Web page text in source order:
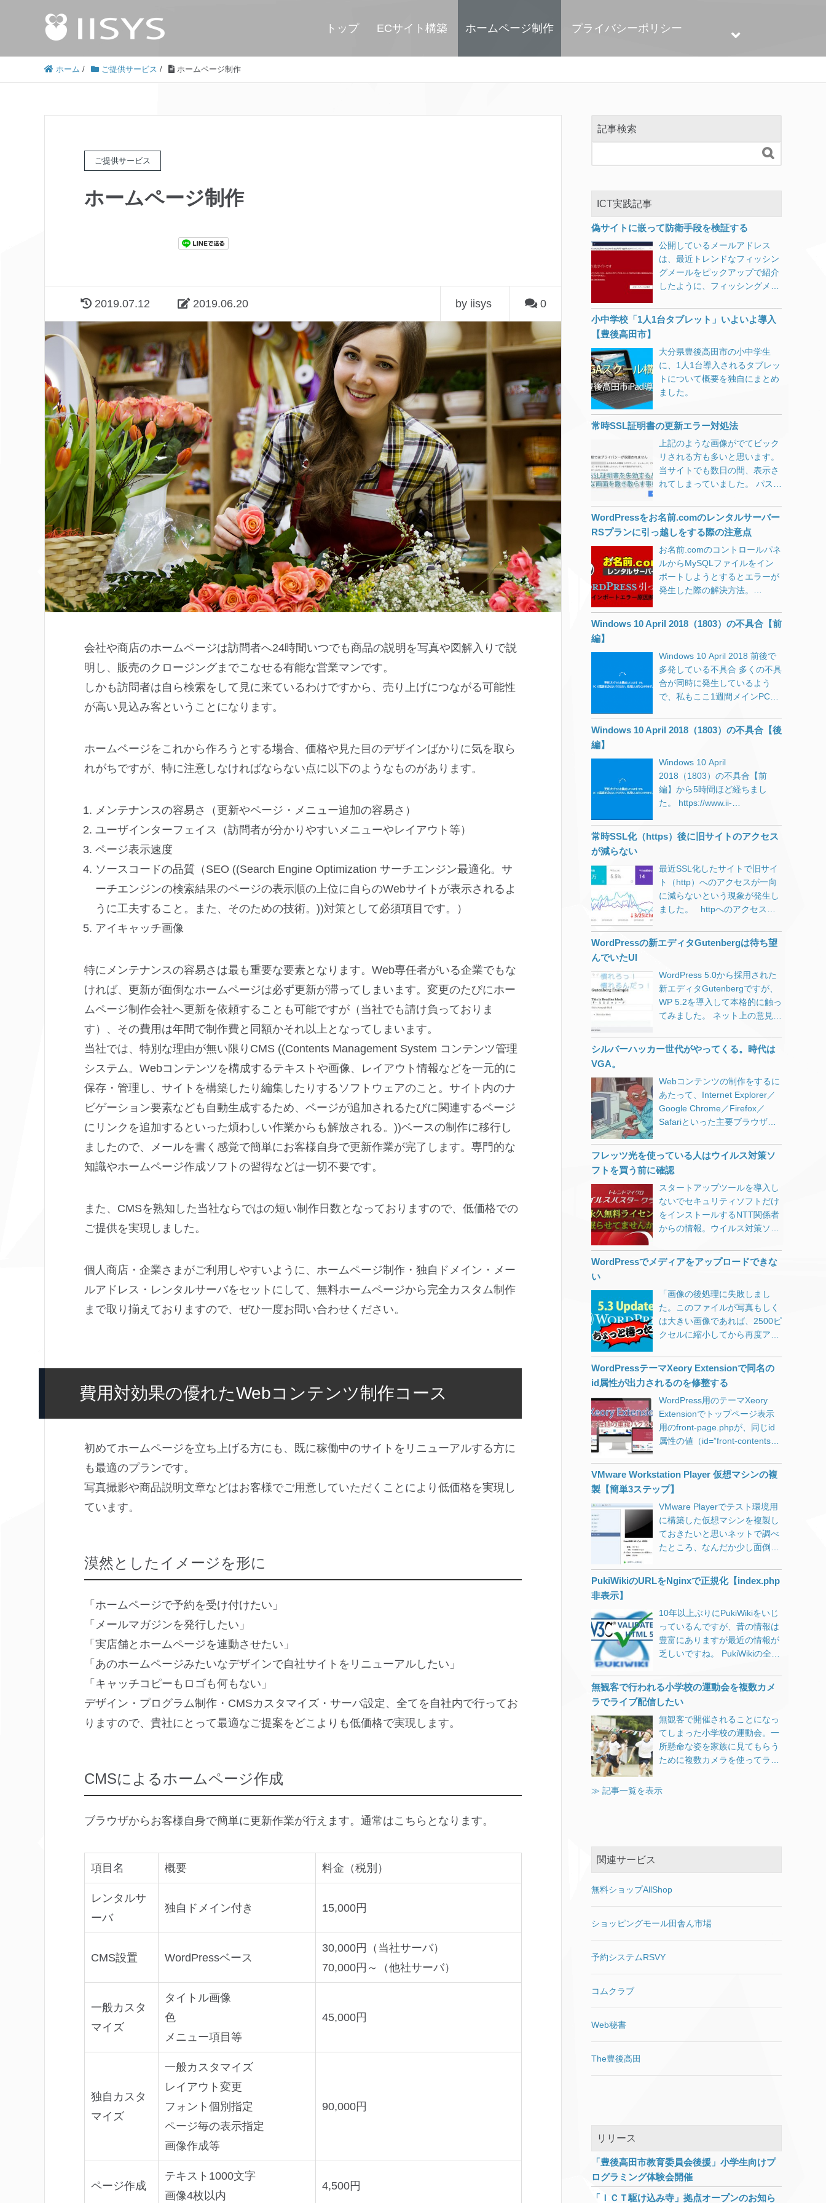
トップ ECサイト構築 ホームページ制作 プライバシーポリシー
ホーム / ご提供サービス / ホームページ制作
ご提供サービス
ホームページ制作
2019.07.12 2019.06.20 by iisys 0
会社や商店のホームページは訪問者へ24時間いつでも商品の説明を写真や図解入りで説
明し、販売のクロージングまでこなせる有能な営業マンです。
しかも訪問者は自ら検索をして見に来ているわけですから、売り上げにつながる可能性
が高い見込み客ということになります。
ホームページをこれから作ろうとする場合、価格や見た目のデザインばかりに気を取ら
れがちですが、特に注意しなければならない点に以下のようなものがあります。
メンテナンスの容易さ（更新やページ・メニュー追加の容易さ）
ユーザインターフェイス（訪問者が分かりやすいメニューやレイアウト等）
ページ表示速度
ソースコードの品質（SEO ((Search Engine Optimization サーチエンジン最適化。サ
ーチエンジンの検索結果のページの表示順の上位に自らのWebサイトが表示されるよ
うに工夫すること。また、そのための技術。))対策として必須項目です。）
アイキャッチ画像
特にメンテナンスの容易さは最も重要な要素となります。Web専任者がいる企業でもな
ければ、更新が面倒なホームページは必ず更新が滞ってしまいます。変更のたびにホー
ムページ制作会社へ更新を依頼することも可能ですが（当社でも請け負っておりま
す）、その費用は年間で制作費と同額かそれ以上となってしまいます。
当社では、特別な理由が無い限りCMS ((Contents Management System コンテンツ管理
システム。Webコンテンツを構成するテキストや画像、レイアウト情報などを一元的に
保存・管理し、サイトを構築したり編集したりするソフトウェアのこと。サイト内のナ
ビゲーション要素なども自動生成するため、ページが追加されるたびに関連するページ
にリンクを追加するといった煩わしい作業からも解放される。))ベースの制作に移行し
ましたので、メールを書く感覚で簡単にお客様自身で更新作業が完了します。専門的な
知識やホームページ作成ソフトの習得などは一切不要です。
また、CMSを熟知した当社ならではの短い制作日数となっておりますので、低価格での
ご提供を実現しました。
個人商店・企業さまがご利用しやすいように、ホームページ制作・独自ドメイン・メー
ルアドレス・レンタルサーバをセットにして、無料ホームページから完全カスタム制作
まで取り揃えておりますので、ぜひ一度お問い合わせください。
費用対効果の優れたWebコンテンツ制作コース
初めてホームページを立ち上げる方にも、既に稼働中のサイトをリニューアルする方に
も最適のプランです。
写真撮影や商品説明文章などはお客様でご用意していただくことにより低価格を実現し
ています。
漠然としたイメージを形に
「ホームページで予約を受け付けたい」
「メールマガジンを発行したい」
「実店舗とホームページを連動させたい」
「あのホームページみたいなデザインで自社サイトをリニューアルしたい」
「キャッチコピーもロゴも何もない」
デザイン・プログラム制作・CMSカスタマイズ・サーバ設定、全てを自社内で行ってお
りますので、貴社にとって最適なご提案をどこよりも低価格で実現します。
CMSによるホームページ作成
ブラウザからお客様自身で簡単に更新作業が行えます。通常はこちらとなります。
項目名 概要 料金（税別）
レンタルサ
ーバ
独自ドメイン付き 15,000円
CMS設置 WordPressベース
30,000円（当社サーバ）
70,000円～（他社サーバ）
一般カスタ
マイズ
タイトル画像
色
メニュー項目等
45,000円
独自カスタ
マイズ
一般カスタマイズ
レイアウト変更
フォント個別指定
ページ毎の表示指定
画像作成等
90,000円
ページ作成
テキスト1000文字
画像4枚以内
4,500円
記事検索

ICT実践記事
偽サイトに嵌って防衛手段を検証する
公開しているメールアドレス
は、最近トレンドなフィッシン
グメールをピックアップで紹介
したように、フィッシングメー
かくなので訪問してみました。
フィッシングサイトに嵌ってみ
ルト設定で注意喚起してくれま
す。 Chromeの場合 Firefoxの
場合 Firefoxのほうがキッパリ
と言い切っていてかっこいいで
り誤クリックで進んでしまわな
うボタンが無いインターフェイ
スになってますが、頑張って先
に進んでみました。 仮想PC・
ブラウザをプライベートモー
変更等を行ったうえでの検証で
す。アクセスするだけで様々な
ので、安易に先に進むようなこ
とはしないようにしてくださ
い。 APPLEっぽいサイトが表
示されました。 一見APPLE公
式のように見えますが、中央の
入力フォーム以外はリンクすら
すが疑いの目を持って見ない限
り、偽サイトだということに気
づかないと思います。 フィッシ
ングサイトの見抜き方 騙されな
されているURLをよく見てくだ
さい。まずこの習慣をつけまし
ラッシュ「/」よりも左側です。
それよりも後（右側）は一切気
にしないで大丈夫です。
http://cert-protection-account-
よっては cert-protection-
account-appleid-apple.com と
されて表示されます。 以下のよ
うな場合にはさらに注意が必要
です。
apple.example.com/rmd_nid_v
google.example.com/rmd_nid_
vcss… ドメイン名
「.」が入っている場合、それよ
り左側はドメインの保有者が自
由に好きな文字を設定できるサ
ブドメインと呼ばれます。 一番
いるからといって絶対に信用し
てはいけません。
がサブドメインですが、その右
側を見るとドメイン名がapple.
[…]
小中学校「1人1台タブレット」いよいよ導入
【豊後高田市】
大分県豊後高田市の小中学生
に、1人1台導入されるタブレッ
トについて概要を独自にまとめ
ました。
常時SSL証明書の更新エラー対処法
上記のような画像がでてビック
リされる方も多いと思います。
当サイトでも数日の間、表示さ
れてしまっていました。 パスワ
カード情報などを不正に取得し
ようとしている可能性がありま
す。 してません…。 中にはそ
ういったサイトもあると思いま
すが、SSL証明書を失効してし
まっているサイトが大多数で
す。 常時SSLへの対応 Google
がかなり浸透してきました。 常
ことを言います。 以前は個人情
報を送信するフォームを設置し
たページだけに使われるのが一
般的でしたがここ数年で急速に
ラウザによっては、SSL化され
SSL化が進んだ背景についての
詳細はこちらのサイトに詳しく
書いてあります。 IISYSでは
2017年よりLet’s Encryptを使っ
ましたが、証明書更新時にいく
で、レポートしておきます。
【現象】一部のドメインで自動
更新が効かず、証明書の期限切
れを起こしてしまう。 Webサ
ーバーによるリダイレクト設定
well-knownディレクトリのパー
ミッション設定 WordPress等
HTTPステータスコードの問題
上記のような環境下でSSL証明
書の更新がうまくいかずに期限
切れを起こしてしまい、該当ド
とブラウザ警告がでて表示され
ないという事象がネット上でも
メインの本来のルートディレク
トリでは無く、認証専用のディ
レクトリを用意しておく方法
で、多くの運用方法に対応する
/usr/local/www/letsencrypt バー
チャルドメイン運用の場合、上
記のようなディレクトリを作成
しておき、それをwebrootに指
定します。 # certbot certonly –
webroot -w
/usr/local/www/letsencrypt -d
発行されたら、Webサーバーの
設定をしておきます。 Nginxの
/.well-know[…]
WordPressをお名前.comのレンタルサーバー
RSプランに引っ越しをする際の注意点
お名前.comのコントロールパネ
ルからMySQLファイルをイン
ポートしようとするとエラーが
発生した際の解決方法。
FileZilla（SFTP）を使って問題
なく完了。
Windows 10 April 2018（1803）の不具合【前
編】
Windows 10 April 2018 前後で
多発している不具合 多くの不具
合が同時に発生しているよう
で、私もここ1週間メインPCと
10 バージョン1803（RS4）
Google ChromeやCortanaなど
を巻き込んでフリーズしたり不
具合が発生する問題。 これらを
解消するために、早速
KB4103721という更新プログラ
最悪。 KB4103721 Intel SSD
なる問題。 Microsoftからの情
報 東芝BG3シリーズを搭載した
デバイスでバッテリー残量表示
が正常に表示されない問題。
の特定アプリを使用している環
当していない場合でも多くの不
具合報告。 スタートボタンなど
が押せなり、再起動もできない
Windows Update で履歴が表示
Windowsが起動しない Chrome
Windows 10 バージョン
1709（RS3）で安泰？ 不具合
発生時は私もWindows 10 バー
ジョン1709（RS3）を使ってい
ました。 1709用の更新プログ
ラムKB4134196のMicrosoft情
報に以下の記載がありました。
「このビルドには、KB4103731
のすべての機能強化が含まれて
います。」 これが原因かと思い
ましたが、KB4134196はそもそ
もMobile用の更新プログラムな
です。 なんとか安定稼働するま
での道のり 世間で
始めた2018年5月上旬当初、私
はまだ1709（RS3）を使ってい
ました。 Chromeを開いて作業
している最中にスタートボタン
ンドウが開かなかったりと、パ
ソコンがフリーズ気味になる。
再起動・シャットダウンをしよ
うとしてもいつまでもクルクル
で止まるので、電源ボタンを長
押しで強制終了して改めて電源
投入。 再起動後は快適に動作す
で外付けHDDに最新のデータを
バックア
Windows 10 April 2018（1803）の不具合【後
編】
Windows 10 April
2018（1803）の不具合【前
編】から5時間ほど経ちまし
た。 https://www.ii-
「サービス」タブからMicrosoft
以外のサービスを全て停止した
ている限り何時間でも問題が発
生しないで使えています。 しか
し別のアプリを操作しようと、
タスクバーをクリックすると反
（長時間経過した時にはほぼ確
り、ページファイル
（pagefile.sys）を削除してみ
たりしましたが症状変わらず。
また、アクティビティを止めた
もしましたが症状変わらず。 以
が、こちらも変わらず。 net
stop usosvc net stop dosvc net
stop wuauserv net stop
cryptSvc net stop bits net stop
%systemroot%\SoftwareDistrib
ution SoftwareDistribution.old
%systemroot%\System32\catro
ot2 catroot2.old del
“%ALLUSERSPROFILE%\Micro
soft\Network\Downloader\qmgr.
db” del
“%ALLUSERSPROFILE%\Micro
jfm” net start msiserver net
start bits net start cryptSvc net
start wuauserv net start dosvc
net start usosvc 5月17日に
1803（RS4）更新プログラム
KB4100347が出ていました。
「この更新プログラムをインス
トールすると、Windows の問
題が修正されます。」と一瞬期
待したのですが、インテルのマ
イクロコード更新プログラムの
外。 一応害は無さそうだったの
で単独でインストールしてみま
した。 M
常時SSL化（https）後に旧サイトのアクセス
が減らない
最近SSL化したサイトで旧サイ
ト（http）へのアクセスが一向
に減らないという現象が発生し
ました。 httpへのアクセスを
移。 Google Search Consoleの
プロパティにhttpsサイトを追
視。 これで安心してしまってい
たのですが、1ヶ月経っても、
Google Search Consoleで旧サ
イト（http）の表示回数が減ら
が、盛り返してきている）平均
たところ、もともとHTTPヘッ
ダとしてcanonical属性を出力し
ていたのですが、スキンをカス
タマイズした際に書き出されな
す。 これはChromeのデベロッ
パーツールを使って以下のよう
ンスヘッダ・リクエストヘッダ
の確認方法 Chromeを開き[F12]
を押してデベロッパーツールを
開く。 Networkタブを選択して
いページを開く。 Nameの一番
番目以降になっている場合があ
ります）にある該当ページをク
リックする。 Headersタブをク
リックするとレスポンスヘッダ
やリクエストヘッダが確認でき
ます。 全てのページで<link
rel=”canonical” href=”ページ
URL”>を<head>～</head>内に
出力するように修正して完了で
す。 ※ページURLには各ページ
のURLを正確に書きます。
WordPressの新エディタGutenbergは待ち望
んでいたUI
WordPress 5.0から採用された
新エディタGutenbergですが、
WP 5.2を導入して本格的に触っ
てみました。 ネット上の意見は
が圧倒的に目につきますが、声
を上げるのは決まって反対派が
Classic Editorプラグインのダウ
ンロード数（5,000,000以上）
と評価を見る限り、以前のエデ
ィタの人気が伺えます。
NetCommonsというCMSをご
存知でしょうか。 今から10年
以上前になるのですが、各学校
で簡単にWebサイトを管理でき
るように、NetCommonsを使っ
たシステム提案を教育委員会に
行った覚えがあります。（スル
は似たようなシステムが導入さ
NetCommonsは「ブロックを配
置」するのに特化していたた
め、HTML知識が無い方でもコ
ンテンツの書き換えや追加時
きるという利点がありました。
複数の学校の先生がそれぞれの
当者が変わるることを考える
と、WordPressでは書く人によ
って、見た目に大きな差が出て
しまうのです。 ページ更新・追
加・削除のたびに数千円～数万
円をWeb制作会社に支払って更
新依頼するという形態は、現在
は稀なケースだと思います。
WordPress等のCMSが主流にな
り、クライアント自身が好きな
タイミングでコンテンツの更新
た。 ですが、制作時にどんなに
頑張ってCSSを用意しておいて
タグやショートコードを使わな
ければ、素っ気ないページに仕
上がってしまいます。 素っ気な
さすぎるからと、ホームページ
付けたり、WordやExcelから貼
り付けたり、スペースで文字を
揃えたりと、なんだか悲惨なペ
ージになってしまったりもしま
す。 更新者のスキルに左右され
にくいブロックエディタ ブロッ
クエディタの強みは、見栄えの
で、HTML・CSSを何も知らな
シルバーハッカー世代がやってくる。時代は
VGA。
Webコンテンツの制作をするに
あたって、Internet Explorer／
Google Chrome／Firefox／
Safariといった主要ブラウザに
ないようにと、クロスブラウザ
対応に多くの時間を費やしてき
ました。 その後HTMLの文書構
造が重要視されるようになり、
テーブルタグを使ってページレ
イアウトをすることも減り、ま
たフラットデザインというシン
になり、クロスブラウザ対応も
及したおかげでレスポンシブデ
ザインが主流となり、構造化さ
れたHTMLとメディアクエリを
書いたCSSで多くのブラウザに
た。 さて前置きが長くなりまし
たが「今後何を基準にレイアウ
がありました。 下記をご覧くだ
さい。このサイトの記事です。
見る人の設定次第で表示は大き
く異なる どちらも同じ記事で
境、2枚目が一般的な表示環境
です。 このコンテンツは
「WordPress」＋「海外のテー
マ」を1時間程度の簡単なカス
タマイズだけ施したものです
が、パソコンから閲覧する際
に、Windowsやブラウザのフォ
ントサイズを巨大化させている
のを忘れていました。 数年前か
い文字が非常に疲れるんです。
高解像度ディスプレイは人間の
目の限界超え 時々訪問先で「文
字が小さくて」という話を耳に
どをすると、文字がぼやけてし
まいとてもお勧めできるもので
はありませんでした。
XGA（1024 x 768）がまだ出た
てのころ、とある会社の社長デ
スクの設定を行った際に、
VGA（640 x 480）にしたらと
レイの解像度が高くなりすぎ
文字となってしまうため、OS
[DropWin src=”https://www.ii-
フレッツ光を使っている人はウイルス対策ソ
フトを買う前に確認
スタートアップツールを導入し
ないでセキュリティソフトだけ
をインストールするNTT関係者
からの情報。ウイルス対策ソフ
の無料ライセンスを確認しない
ともったいない。
WordPressでメディアをアップロードできな
い
「画像の後処理に失敗しまし
た。このファイルが写真もしく
は大きい画像であれば、2500ピ
クセルに縮小してから再度アッ
うWordPress 5.3のエラーにつ
いて。
WordPressテーマXeory Extensionで同名の
id属性が出力されるのを修整する
WordPress用のテーマXeory
Extensionでトップページ表示
用のfront-page.phpが、同じid
属性の値（id=”front-contents-1″
れ複数）を持つ要素を出力して
しまっているのを修正する方
法。
VMware Workstation Player 仮想マシンの複
製【簡単3ステップ】
VMware Playerでテスト環境用
に構築した仮想マシンを複製し
ておきたいと思いネットで調べ
たところ、なんだか少し面倒く
ったのですが、3ステップの簡
単操作で出来ましたのでメモし
ンの複製【3ステップ】 【ステ
ップ1】ワーキングディレクト
リ（ゲストOSフォルダ）の複
製 VMware Playerは終了してお
ド状態であれば、その作業状態
のまま複製されますが、ネット
ワーク等の初期化のために後で
再起動する必要があります。な
るべくゲストOSはパワーオフ
の状態にしておいたほうが良い
です。 【ステップ2】.vmxファ
ーしたフォルダの中にある拡張
等の変更をしておきます。 【ス
フォルダにある.vmxファイルを
Workstation Player上での各種
PukiWikiのURLをNginxで正規化【index.php
非表示】
10年以上ぶりにPukiWikiをいじ
っているんですが、昔の情報は
豊富にありますが最近の情報が
乏しいですね。 PukiWikiの全盛
でしたので仕方ないのかもしれ
ませんが。 PukiWikiの
index.php無しでURLを統一す
る URLの正規化としてまず、
http://example.com/
http://www.example.com/
https://www.example.com/ これ
リダイレクトしました。 これに
しが…。 pukiwiki.ini.phpの設定
う項目があります。 // Shorten
態です。 ということでNginxの
設定を変更しました。 server {
if ($request_uri ~*
無観客で行われる小学校の運動会を複数カメ
ラでライブ配信したい
無観客で開催されることになっ
てしまった小学校の運動会。一
所懸命な姿を家族に見てもらう
ために複数カメラを使ってライ
の中で試行錯誤しています。
≫ 記事一覧を表示
関連サービス
無料ショップAllShop
ショッピングモール田舎ん市場
予約システムRSVY
コムクラブ
Web秘書
The豊後高田
リリース
「豊後高田市教育委員会後援」小学生向けプ
ログラミング体験会開催
「ＩＣＴ駆け込み寺」拠点オープンのお知ら